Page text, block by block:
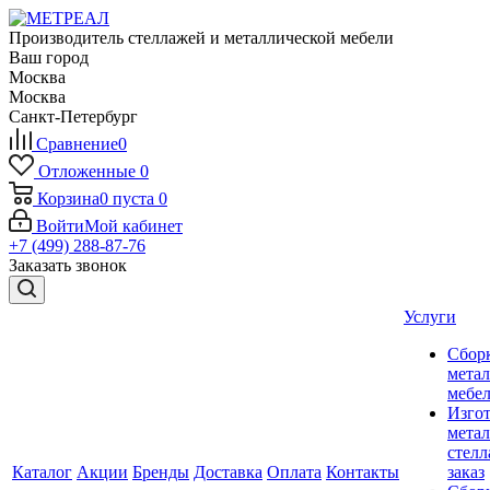
Производитель стеллажей и металлической мебели
Ваш город
Москва
Москва
Санкт-Петербург
Сравнение0
Отложенные 0
Корзина0 пуста 0
ВойтиМой кабинет
+7 (499) 288-87-76
Заказать звонок
Каталог Акции Бренды Доставка Оплата Контакты
Услуги
заказ